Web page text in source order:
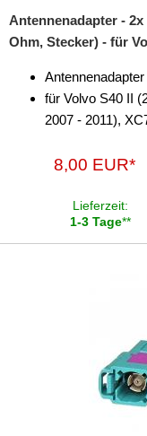
Antennenadapter -
Ohm, Stecker) - für
für Volvo S40 II
2007 - 2011),
8,00 EUR*
Lieferzeit:
1-3 Tage**